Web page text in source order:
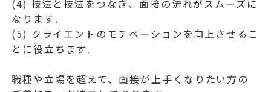
(4) 技法と技法をつなぎ、面接の流れがスムーズに
なります.
(5) クライエントのモチベーションを向上させるこ
とに役立ちます.
職種や立場を超えて、面接が上手くなりたい方の